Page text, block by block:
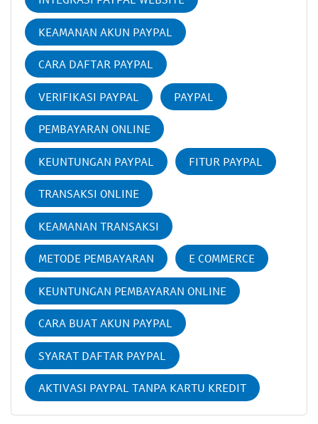
KEAMANAN AKUN PAYPAL
CARA DAFTAR PAYPAL
VERIFIKASI PAYPAL PAYPAL
PEMBAYARAN ONLINE
KEUNTUNGAN PAYPAL FITUR PAYPAL
TRANSAKSI ONLINE
KEAMANAN TRANSAKSI
METODE PEMBAYARAN E COMMERCE
KEUNTUNGAN PEMBAYARAN ONLINE
CARA BUAT AKUN PAYPAL
SYARAT DAFTAR PAYPAL
AKTIVASI PAYPAL TANPA KARTU KREDIT